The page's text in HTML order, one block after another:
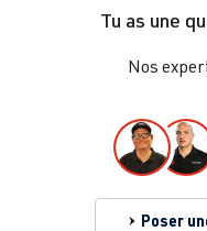
Tu as une
Nos
Poser